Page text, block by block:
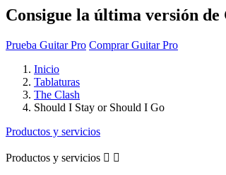
Consigue la última versión
Prueba Guitar Pro Comprar Guitar Pro
Inicio
Tablaturas
The Clash
Should I Stay or Should I Go
Productos y servicios
Productos y servicios  